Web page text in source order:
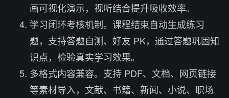
画可视化演示，视听结合提升吸收效率。
学习闭环考核机制。课程结束自动生成练习
题，支持答题自测、好友 PK，通过答题巩固知
识点，检验真实学习效果。
多格式内容兼容。支持 PDF、文档、网页链接
等素材导入，文献、书籍、新闻、小说、职场